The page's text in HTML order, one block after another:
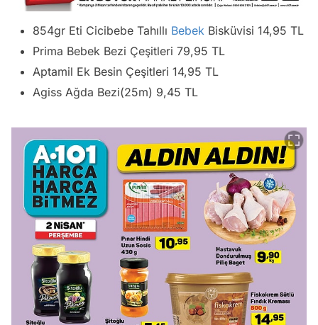
854gr Eti Cicibebe Tahıllı Bebek Bisküvisi 14,95 TL
Prima Bebek Bezi Çeşitleri 79,95 TL
Aptamil Ek Besin Çeşitleri 14,95 TL
Agiss Ağda Bezi(25m) 9,45 TL